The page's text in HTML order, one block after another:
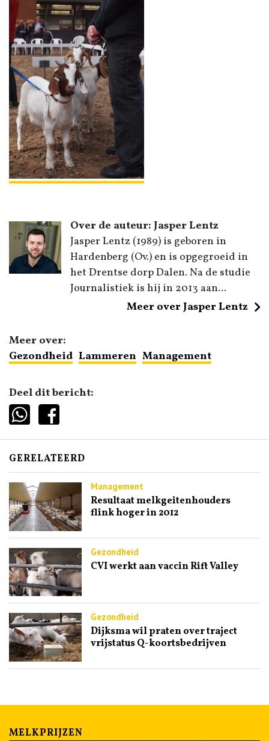
Over de auteur: Jasper Lentz
Jasper Lentz (1989) is geboren in
Hardenberg (Ov.) en is opgegroeid in
het Drentse dorp Dalen. Na de studie
Journalistiek is hij in 2013 aan...
Meer over Jasper Lentz
Meer over:
Gezondheid Lammeren Management
Deel dit bericht:
GERELATEERD
Management
Resultaat melkgeitenhouders
flink hoger in 2012
Gezondheid
CVI werkt aan vaccin Rift Valley
Gezondheid
Dijksma wil praten over traject
vrijstatus Q-koortsbedrijven
MELKPRIJZEN